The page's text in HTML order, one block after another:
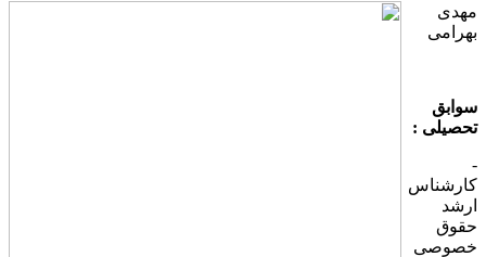
مهدی
بهرامی
سوابق
تحصیلی :
-
کارشناس
ارشد
حقوق
خصوصی